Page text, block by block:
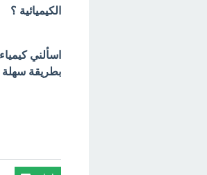
الكيميائية ؟
اسألني
بطريقة سهلة